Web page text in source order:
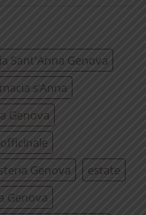
Sant'Anna Genova
s’Anna
Genova
Genova
estate
Genova